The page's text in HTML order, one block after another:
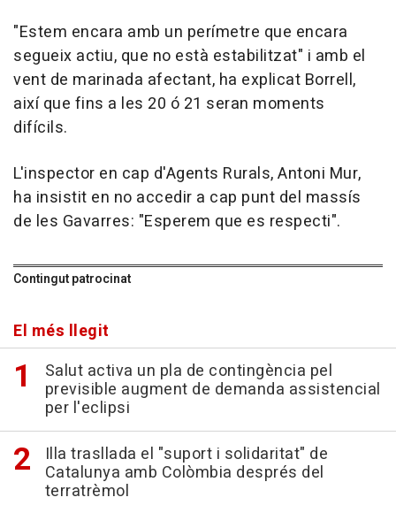
"Estem encara amb un perímetre que encara
segueix actiu, que no està estabilitzat" i amb el
vent de marinada afectant, ha explicat Borrell,
així que fins a les 20 ó 21 seran moments
difícils.
L'inspector en cap d'Agents Rurals, Antoni Mur,
ha insistit en no accedir a cap punt del massís
de les Gavarres: "Esperem que es respecti".
Contingut patrocinat
El més llegit
Salut activa un pla de contingència pel
previsible augment de demanda assistencial
per l'eclipsi
Illa trasllada el "suport i solidaritat" de
Catalunya amb Colòmbia després del
terratrèmol